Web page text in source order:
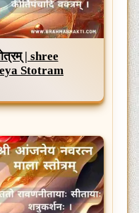
| shree
Stotram